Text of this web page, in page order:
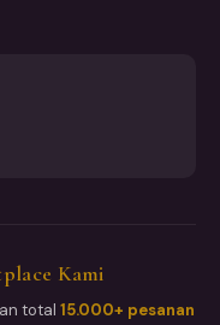
Kami
total15.000+ pesanan